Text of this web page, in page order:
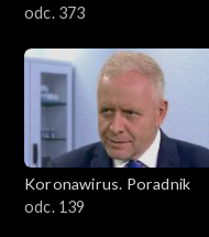
odc. 373
Koronawirus. Poradnik
odc. 139